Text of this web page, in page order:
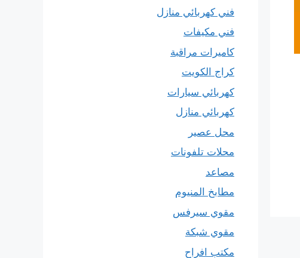
فني كهربائي منازل
فني مكيفات
كاميرات مراقبة
كراج الكويت
كهربائي سيارات
كهربائي منازل
محل عصير
محلات تلفونات
مصاعد
مطابخ المنيوم
مقوي سيرفس
مقوي شبكة
مكتب افراح